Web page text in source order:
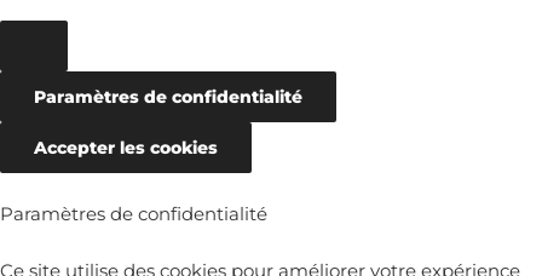
Paramètres de confidentialité
Accepter les cookies
Paramètres de confidentialité
Ce site utilise des cookies pour améliorer votre expérience